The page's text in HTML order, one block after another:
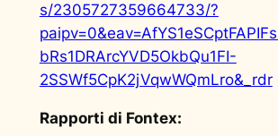
s/2305727359664733/?
bRs1DRArcYVD5OkbQu1FI-
2SSWf5CpK2jVqwWQmLro&_rdr
Rapporti di Fontex: